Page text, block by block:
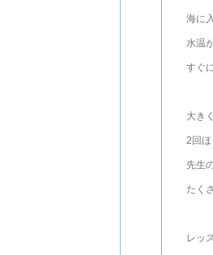
海に
水温
すぐ
大き
2回
先生
たく
レッ